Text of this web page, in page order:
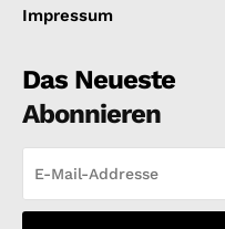
Impressum
Das Neueste
Abonnieren